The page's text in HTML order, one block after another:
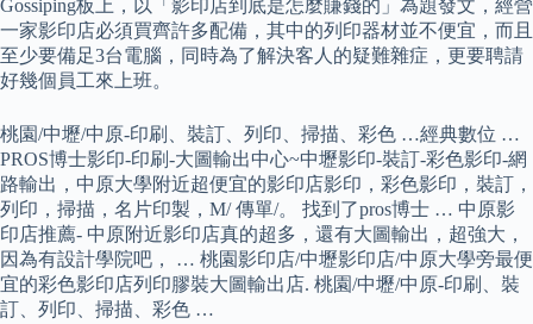
Gossiping板上，以「影印店到底是怎麼賺錢的」為題發文，經營
一家影印店必須買齊許多配備，其中的列印器材並不便宜，而且
至少要備足3台電腦，同時為了解決客人的疑難雜症，更要聘請
好幾個員工來上班。
桃園/中壢/中原-印刷、裝訂、列印、掃描、彩色 …經典數位 …
PROS博士影印-印刷-大圖輸出中心~中壢影印-裝訂-彩色影印-網
路輸出，中原大學附近超便宜的影印店影印，彩色影印，裝訂，
列印，掃描，名片印製，M/ 傳單/。 找到了pros博士 … 中原影
印店推薦- 中原附近影印店真的超多，還有大圖輸出，超強大，
因為有設計學院吧， … 桃園影印店/中壢影印店/中原大學旁最便
宜的彩色影印店列印膠裝大圖輸出店. 桃園/中壢/中原-印刷、裝
訂、列印、掃描、彩色 …